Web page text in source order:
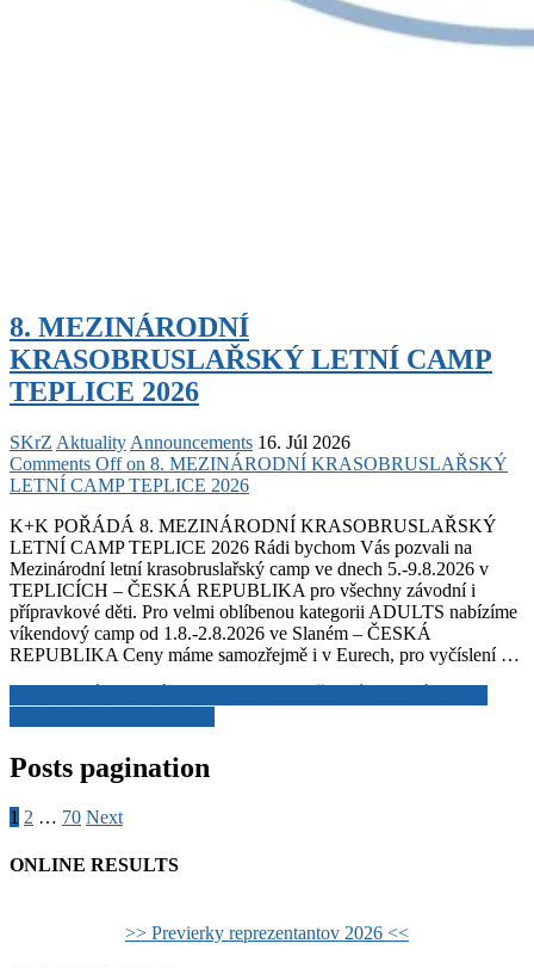
8. MEZINÁRODNÍ
KRASOBRUSLAŘSKÝ LETNÍ CAMP
TEPLICE 2026
SKrZ Aktuality Announcements 16. Júl 2026
Comments Offon 8. MEZINÁRODNÍ KRASOBRUSLAŘSKÝ
LETNÍ CAMP TEPLICE 2026
K+K POŘÁDÁ 8. MEZINÁRODNÍ KRASOBRUSLAŘSKÝ
LETNÍ CAMP TEPLICE 2026 Rádi bychom Vás pozvali na
Mezinárodní letní krasobruslařský camp ve dnech 5.-9.8.2026 v
TEPLICÍCH – ČESKÁ REPUBLIKA pro všechny závodní i
přípravkové děti. Pro velmi oblíbenou kategorii ADULTS nabízíme
víkendový camp od 1.8.-2.8.2026 ve Slaném – ČESKÁ
REPUBLIKA Ceny máme samozřejmě i v Eurech, pro vyčíslení …
Posts pagination
1 2 … 70 Next
ONLINE RESULTS
>> Previerky reprezentantov 2026 <<